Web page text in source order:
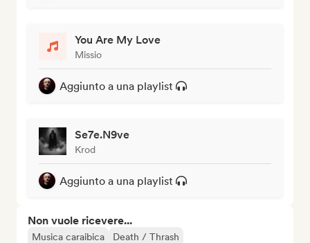
You Are My Love
Missio
Aggiunto a una playlist
Se7e.N9ve
Krod
Aggiunto a una playlist
Non vuole ricevere...
Musica caraibica Death / Thrash